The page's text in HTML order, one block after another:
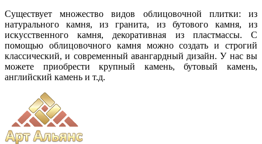
Существует множество видов облицовочной плитки: из
натурального камня, из гранита, из бутового камня, из
искусственного камня, декоративная из пластмассы. С
помощью облицовочного камня можно создать и строгий
классический, и современный авангардный дизайн. У нас вы
можете приобрести крупный камень, бутовый камень,
английский камень и т.д.